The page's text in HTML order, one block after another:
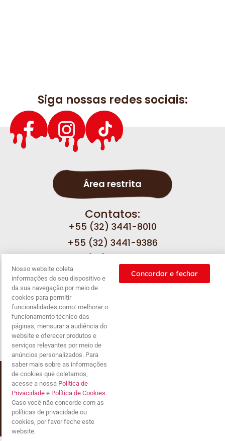
Siga nossas redes sociais:
Área restrita
Contatos:
+55 (32) 3441-8010
+55 (32) 3441-9386
Fale com a gente
Nossas
promoções
Política de
privacidade
Copyright © 2024 |Sol & Neve. Todos os direitos
Marbran Industria comercio e transporte EIRELI
CNPJ 70.928.650/0001-87
Desenvolvimento de website | Jazzweb.uk
Nosso website coleta
informações do seu dispositivo e
da sua navegação por meio de
cookies para permitir
funcionalidades como: melhorar o
funcionamento técnico das
páginas, mensurar a audiência do
website e oferecer produtos e
serviços relevantes por meio de
anúncios personalizados. Para
saber mais sobre as informações
de cookies que coletamos,
acesse a nossa Política de
Privacidade e Política de Cookies.
Caso você não concorde com as
políticas de privacidade ou
cookies, por favor feche este
website.
Concordar e fechar